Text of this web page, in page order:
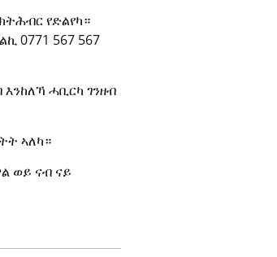
የድልየካ።
0771 567 567
ሓቢርካ ገንዘብ
ኣለካ።
ወይ ናብ ናይ